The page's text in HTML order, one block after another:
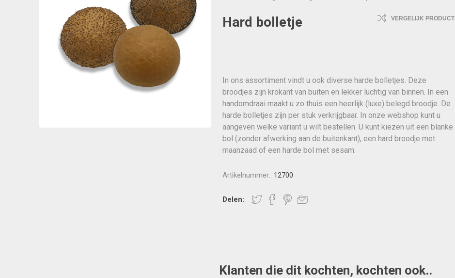
Hard bolletje VERGELIJK PRODUCT
In ons assortiment vindt u ook diverse harde bolletjes. Deze
broodjes zijn krokant van buiten en lekker luchtig van binnen. In een
handomdraai maakt u zo thuis een heerlijk (luxe) belegd broodje. De
harde bolletjes zijn per stuk verkrijgbaar. In onze webshop kunt u
aangeven welke variant u wilt bestellen. U kunt kiezen uit een blanke
bol (zonder afwerking aan de buitenkant), een hard broodje met
maanzaad of een harde bol met sesam.
Artikelnummer:: 12700
Delen:
Klanten die dit kochten, kochten ook..